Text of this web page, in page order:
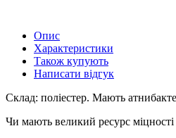
Опис
Характеристики
Також купують
Написати відгук
Склад: поліестер. Мають
Чи мають великий ресурс міцності